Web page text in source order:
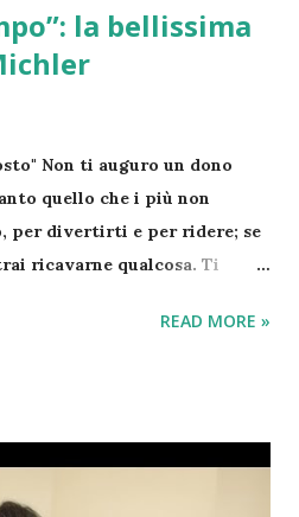
la bellissima
Non ti auguro un dono
quello che i più non
per divertirti e per ridere; se
ricavarne qualcosa. Ti
donarlo agli altri. Ti
per fidarti e non soltanto
Ti auguro tempo per
READ MORE »